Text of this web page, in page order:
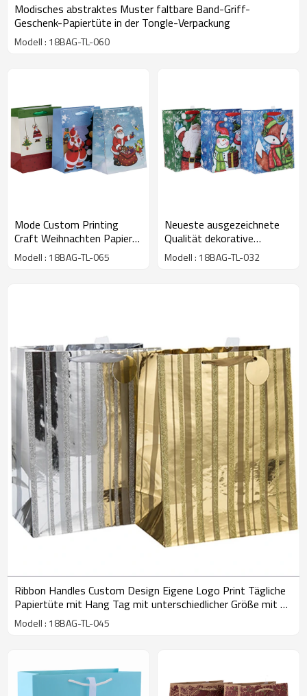
Modisches abstraktes Muster faltbare Band-Griff-
Geschenk-Papiertüte in der Tongle-Verpackung
Modell : 18BAG-TL-060
Mode Custom Printing
Craft Weihnachten Papier
Geschenk-Taschen mit 3
Designs Assorted in Tongle
Modell : 18BAG-TL-065
Neueste ausgezeichnete
Qualität dekorative
Weihnachtsgeschenk
Papier Paket Tasche mit
Modell : 18BAG-TL-032
Ribbon Handles Custom Design Eigene Logo Print Tägliche
Papiertüte mit Hang Tag mit unterschiedlicher Größe mit 2
Designs Assorted in Tongle Verpackung
Modell : 18BAG-TL-045